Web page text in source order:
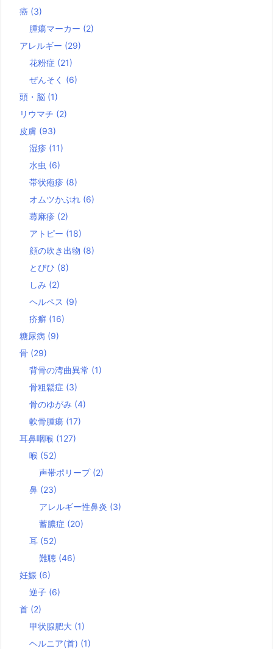
癌 (3)
腫瘍マーカー (2)
アレルギー (29)
花粉症 (21)
ぜんそく (6)
頭・脳 (1)
リウマチ (2)
皮膚 (93)
湿疹 (11)
水虫 (6)
帯状疱疹 (8)
オムツかぶれ (6)
蕁麻疹 (2)
アトピー (18)
顔の吹き出物 (8)
とびひ (8)
しみ (2)
ヘルペス (9)
疥癬 (16)
糖尿病 (9)
骨 (29)
背骨の湾曲異常 (1)
骨粗鬆症 (3)
骨のゆがみ (4)
軟骨腫瘍 (17)
耳鼻咽喉 (127)
喉 (52)
声帯ポリープ (2)
鼻 (23)
アレルギー性鼻炎 (3)
蓄膿症 (20)
耳 (52)
難聴 (46)
妊娠 (6)
逆子 (6)
首 (2)
甲状腺肥大 (1)
ヘルニア(首) (1)